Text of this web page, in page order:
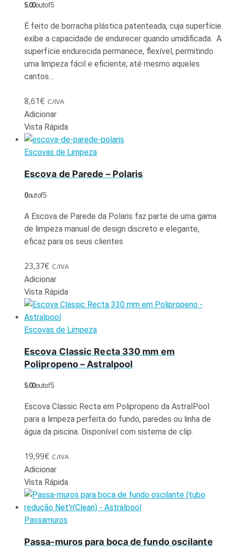
5.00out of 5
É feito de borracha plástica patenteada, cuja superfície
exibe a capacidade de endurecer quando umidificada. A
superfície endurecida permanece, flexível, permitindo
uma limpeza fácil e eficiente; até mesmo aqueles
cantos…
8,61€ C/IVA
Adicionar
Vista Rápida
Escovas de Limpeza
Escova de Parede – Polaris
0out of 5
A Escova de Parede da Polaris faz parte de uma gama
de limpeza manual de design discreto e elegante,
eficaz para os seus clientes
23,37€ C/IVA
Adicionar
Vista Rápida
Escovas de Limpeza
Escova Classic Recta 330 mm em
Polipropeno – Astralpool
5.00out of 5
Escova Classic Recta em Polipropeno da AstralPool
para a limpeza perfeita do fundo, paredes ou linha de
água da piscina. Disponível com sistema de clip.
19,99€ C/IVA
Adicionar
Vista Rápida
Passamuros
Passa-muros para boca de fundo oscilante